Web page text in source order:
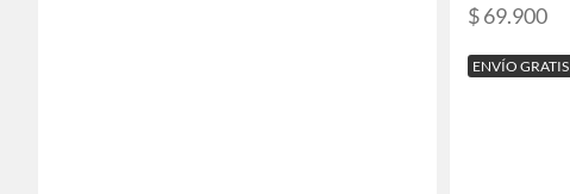
$ 69.900
ENVÍO GRATIS